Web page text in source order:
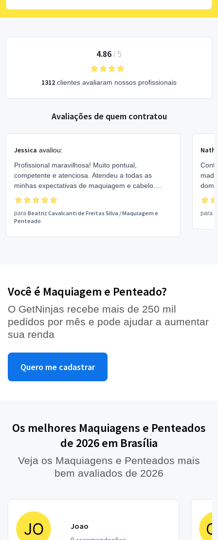
4.86 / 5
1312 clientes avaliaram nossos profissionais
Avaliações de quem contratou
Jessica avaliou:
Profissional maravilhosa! Muito pontual,
competente e atenciosa. Atendeu a todas as
minhas expectativas de maquiagem e cabelo.
Recomendo demais!!
para Beatriz Cavalcanti de Freitas Silva /Maquiagem e
Penteado
com
para
Você é Maquiagem e Penteado?
O GetNinjas recebe mais de 250 mil
pedidos por mês e pode ajudar a aumentar
sua renda
Quero me cadastrar
Os melhores Maquiagens e Penteados
de 2026 em Brasília
Veja os Maquiagens e Penteados mais
bem avaliados de 2026
Joao